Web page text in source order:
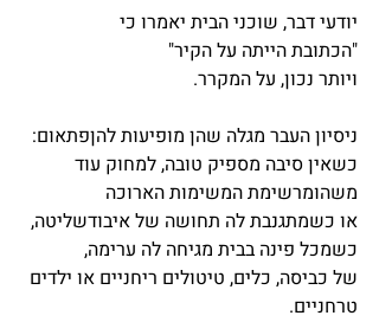
יודעי דבר, שוכני הבית יאמרו כי
"הכתובת הייתה על הקיר"
ויותר נכון, על המקרר.
ניסיון העבר מגלה שהן מופיעות להןפתאום:
כשאין סיבה מספיק טובה, למחוק עוד
משהומרשימת המשימות הארוכה
או כשמתגנבת לה תחושה של איבודשליטה,
כשמכל פינה בבית מגיחה לה ערימה,
של כביסה, כלים, טיטולים ריחניים או ילדים
טרחניים.